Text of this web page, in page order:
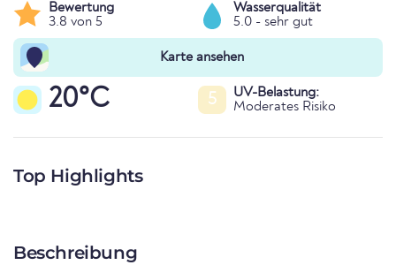
Bewertung
3.8 von 5
Wasserqualität
5.0 - sehr gut
Karte ansehen
20°C 5
UV-Belastung:
Moderates Risiko
Top Highlights
Beschreibung